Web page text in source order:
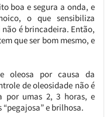
boa e segura a onda, e
o que sensibiliza
é brincadeira. Então,
que ser bom mesmo, e
oleosa por causa da
de oleosidade não é
por umas 2, 3 horas, e
e brilhosa.